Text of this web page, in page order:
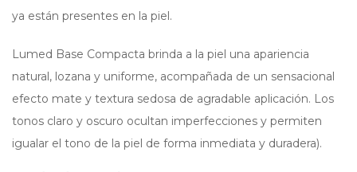
ya están presentes en la piel.
Lumed Base Compacta brinda a la piel una apariencia
natural, lozana y uniforme, acompañada de un sensacional
efecto mate y textura sedosa de agradable aplicación. Los
tonos claro y oscuro ocultan imperfecciones y permiten
igualar el tono de la piel de forma inmediata y duradera).